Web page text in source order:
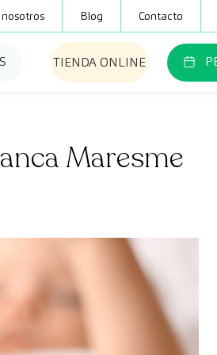
Blog Contacto
TIENDA ONLINE
Maresme